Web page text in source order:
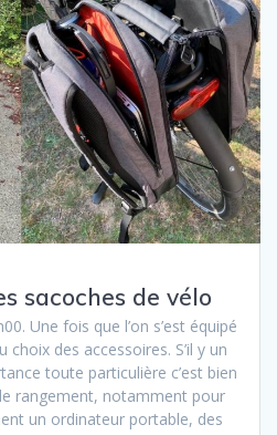
sacoches de vélo
Une fois que l’on s’est équipé
choix des accessoires. S’il y un
toute particulière c’est bien
rangement, notamment pour
un ordinateur portable, des